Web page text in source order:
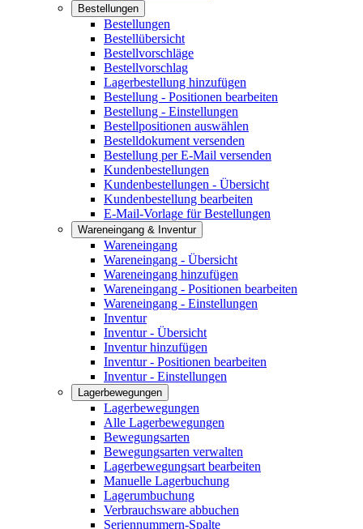
Bestellungen
Bestellungen
Bestellübersicht
Bestellvorschläge
Bestellvorschlag
Lagerbestellung hinzufügen
Bestellung - Positionen bearbeiten
Bestellung - Einstellungen
Bestellpositionen auswählen
Bestelldokument versenden
Bestellung per E-Mail versenden
Kundenbestellungen
Kundenbestellungen - Übersicht
Kundenbestellung bearbeiten
E-Mail-Vorlage für Bestellungen
Wareneingang & Inventur
Wareneingang
Wareneingang - Übersicht
Wareneingang hinzufügen
Wareneingang - Positionen bearbeiten
Wareneingang - Einstellungen
Inventur
Inventur - Übersicht
Inventur hinzufügen
Inventur - Positionen bearbeiten
Inventur - Einstellungen
Lagerbewegungen
Lagerbewegungen
Alle Lagerbewegungen
Bewegungsarten
Bewegungsarten verwalten
Lagerbewegungsart bearbeiten
Manuelle Lagerbuchung
Lagerumbuchung
Verbrauchsware abbuchen
Seriennummern-Spalte